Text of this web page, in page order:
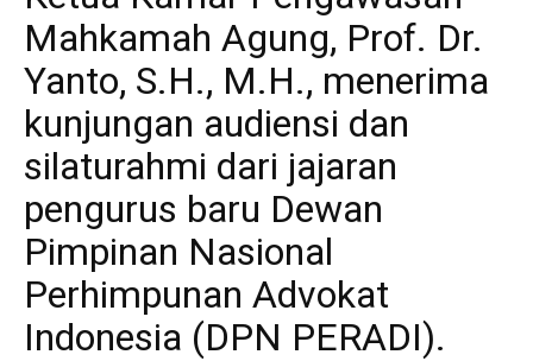
Mahkamah Agung, Prof. Dr.
Yanto, S.H., M.H., menerima
kunjungan audiensi dan
silaturahmi dari jajaran
pengurus baru Dewan
Pimpinan Nasional
Perhimpunan Advokat
Indonesia (DPN PERADI).